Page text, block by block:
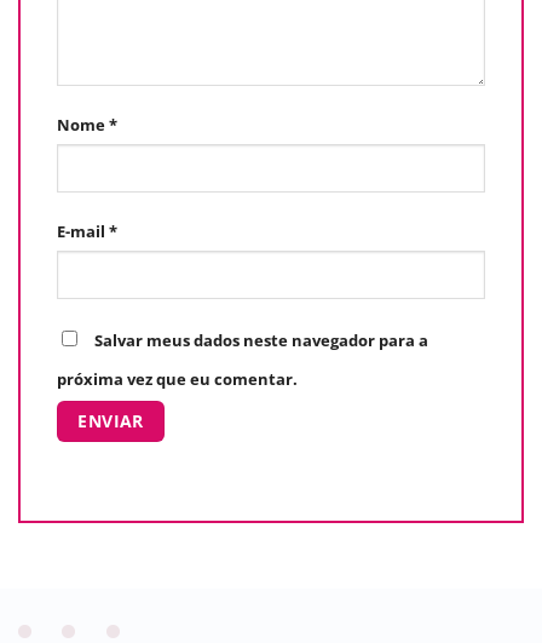
Nome*
E-mail *
Salvar meus dados neste navegador para a
próxima vez que eu comentar.